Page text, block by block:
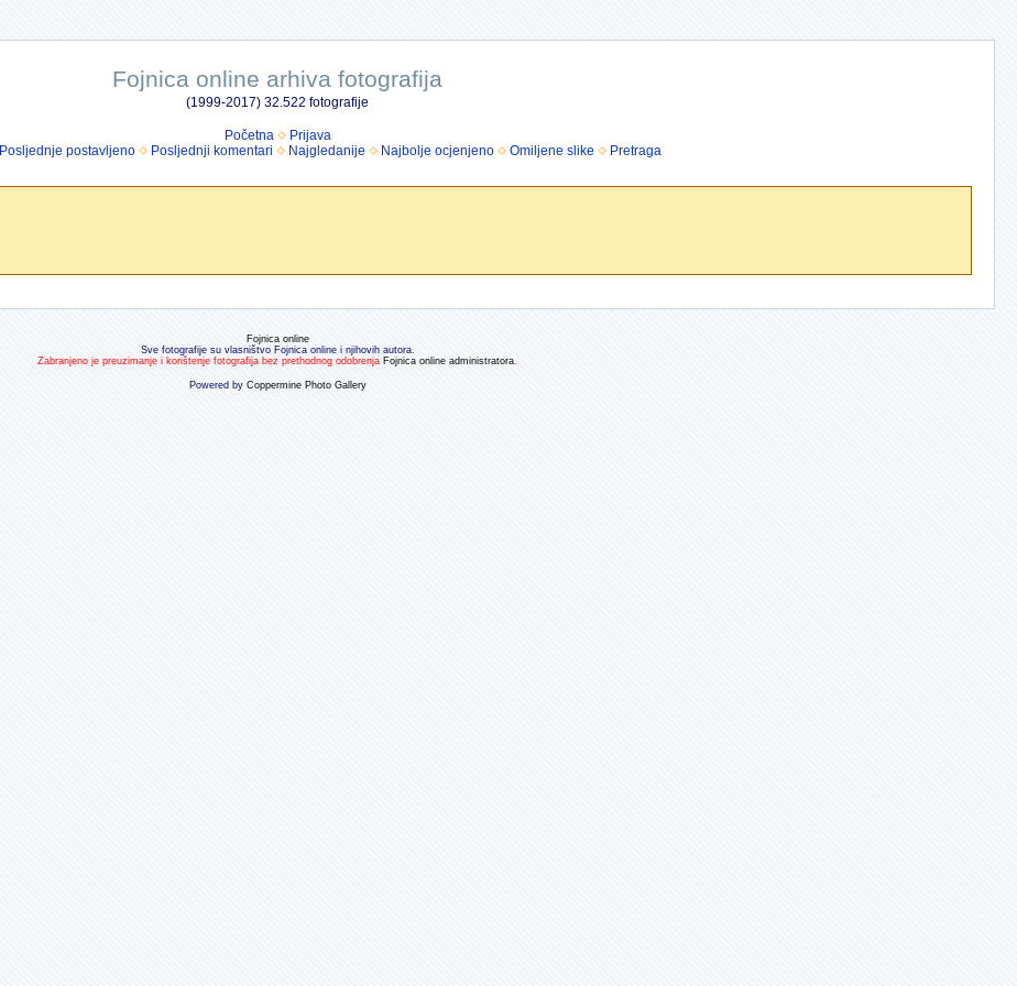
Fojnica online arhiva fotografija
(1999-2017) 32.522 fotografije
Početna
Prijava
Posljednje postavljeno Posljednji komentari Najgledanije Najbolje ocjenjeno Omiljene slike Pretraga
Fojnica online
Sve fotografije su vlasništvo Fojnica online i njihovih autora.
Zabranjeno je preuzimanje i korištenje fotografija bez prethodnog odobrenja Fojnica online administratora.
Powered by Coppermine Photo Gallery